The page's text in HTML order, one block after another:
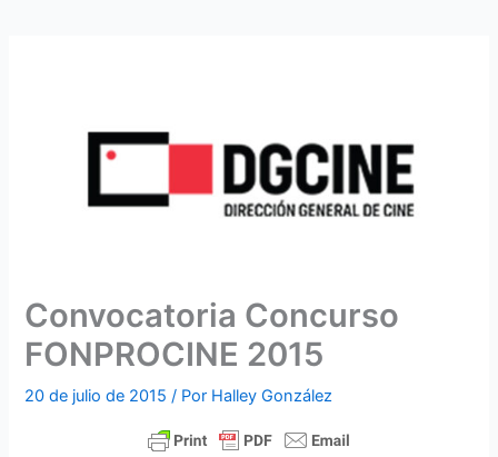
Convocatoria Concurso
FONPROCINE 2015
20 de julio de 2015/ Por Halley González